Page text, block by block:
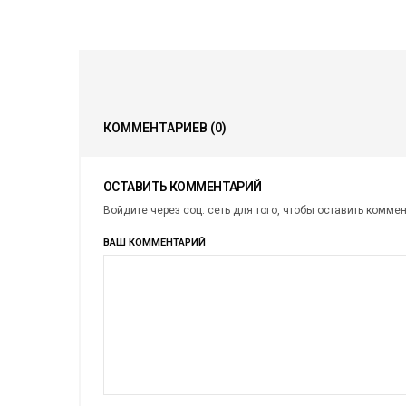
КОММЕНТАРИЕВ (0)
ОСТАВИТЬ КОММЕНТАРИЙ
Войдите через соц. сеть для того, чтобы оставить
ВАШ КОММЕНТАРИЙ